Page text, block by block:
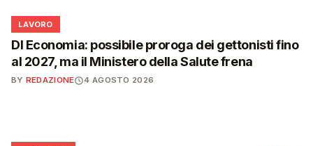
💼
LAVORO
Dl Economia: possibile proroga dei gettonisti fino
al 2027, ma il Ministero della Salute frena
BY REDAZIONE 4 AGOSTO 2026